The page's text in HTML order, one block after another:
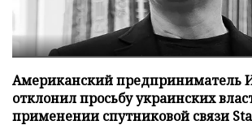
Американский предприниматель
отклонил просьбу украинских
применении спутниковой связи